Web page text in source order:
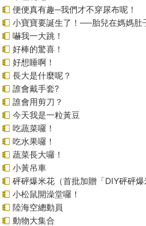
便便真有趣─我們才不穿尿布呢！
小寶寶要誕生了！──胎兒在媽媽肚
嚇我一大跳！
好棒的驚喜！
好想睡啊！
長大是什麼呢？
誰會戴手套?
誰會用剪刀？
今天我是一粒黃豆
吃蔬菜囉！
吃水果囉！
蔬菜長大囉！
小黃吊車
砰砰爆米花（首批加贈「DIY砰砰
小松鼠開澡堂囉！
陸海空總動員
動物大集合